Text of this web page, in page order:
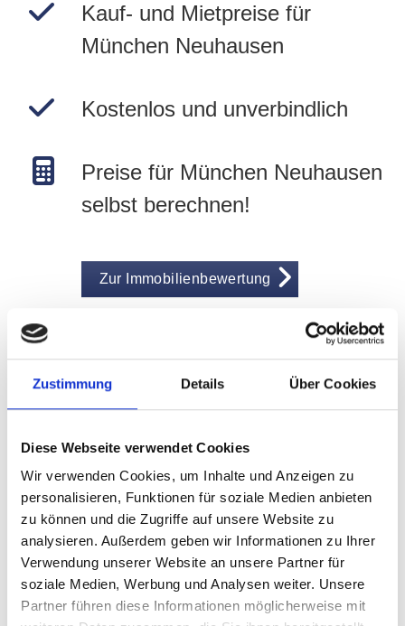
Zustimmung Details Über Cookies
Diese Webseite verwendet Cookies
Wir verwenden Cookies, um Inhalte und Anzeigen zu
personalisieren, Funktionen für soziale Medien anbieten
zu können und die Zugriffe auf unsere Website zu
analysieren. Außerdem geben wir Informationen zu Ihrer
Verwendung unserer Website an unsere Partner für
soziale Medien, Werbung und Analysen weiter. Unsere
Partner führen diese Informationen möglicherweise mit
Kauf- und Mietpreise für
München Neuhausen
Kostenlos und unverbindlich
Preise für München Neuhausen
selbst berechnen!
Zur Immobilienbewertung